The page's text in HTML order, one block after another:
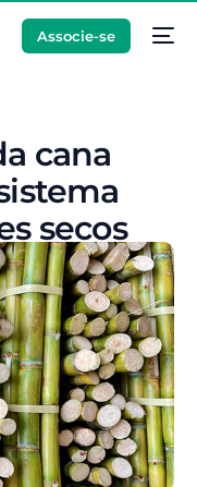
Associe-se
cana
secos